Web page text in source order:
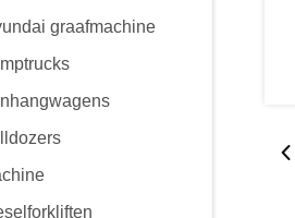
graafmachine